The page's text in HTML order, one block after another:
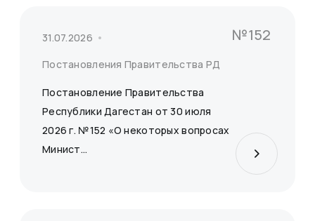
31.07.2026
Постановления Правительства РД
№152
Постановление Правительства
Республики Дагестан от 30 июля
2026 г. №152 «О некоторых вопросах
Минист...